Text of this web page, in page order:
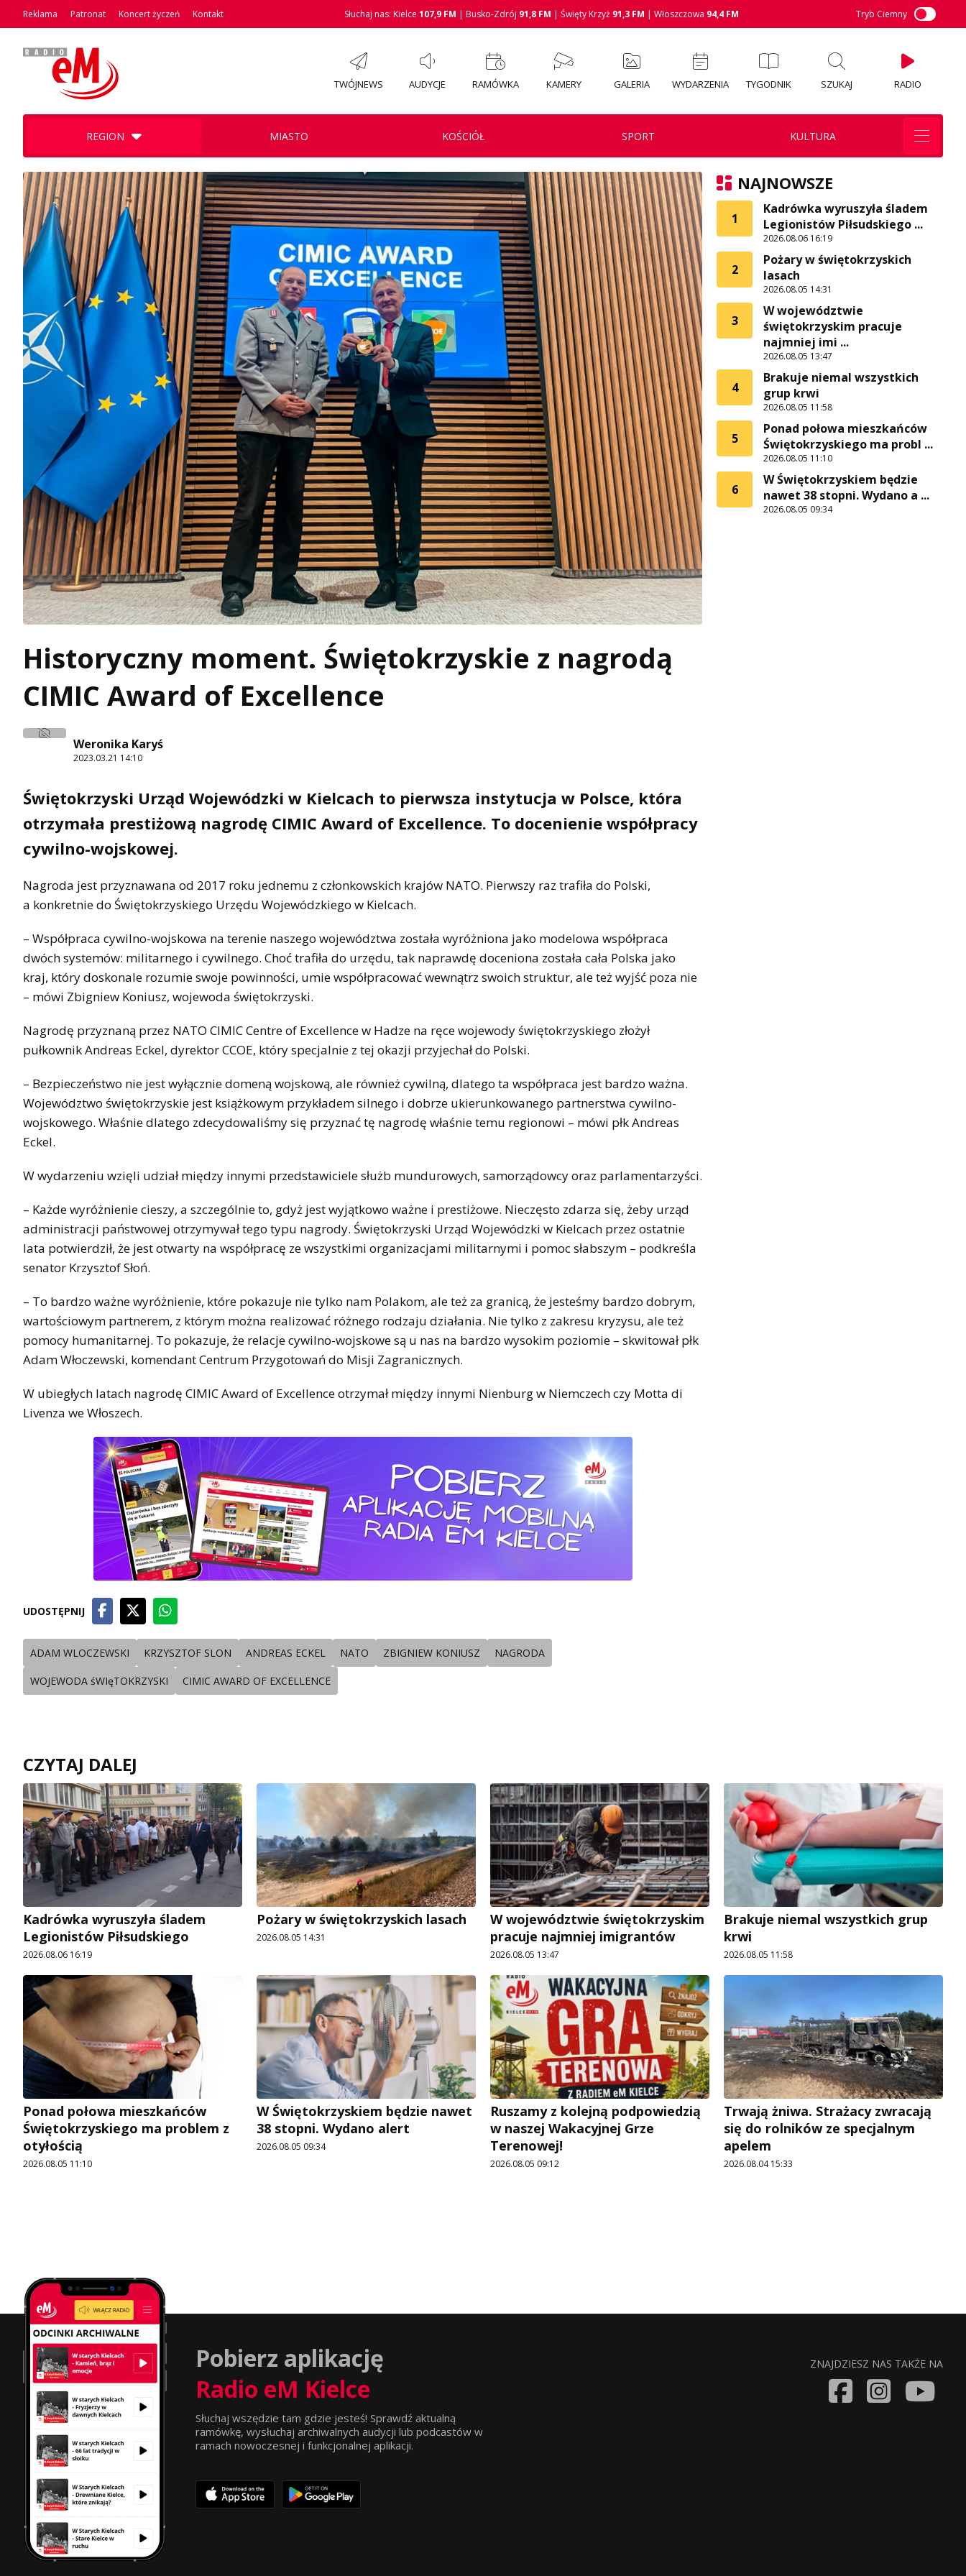
Reklama Patronat Koncert życzeń Kontakt Słuchaj nas: Kielce 107,9 FM | Busko-Zdrój 91,8 FM | Święty Krzyż 91,3 FM | Włoszczowa 94,4 FM Tryb Ciemny
TWÓJNEWS AUDYCJE RAMÓWKA KAMERY GALERIA WYDARZENIA TYGODNIK SZUKAJ RADIO
REGION MIASTO KOŚCIÓŁ SPORT KULTURA
Historyczny moment. Świętokrzyskie z nagrodą
CIMIC Award of Excellence
Weronika Karyś
2023.03.21 14:10
Świętokrzyski Urząd Wojewódzki w Kielcach to pierwsza instytucja w Polsce, która
otrzymała prestiżową nagrodę CIMIC Award of Excellence. To docenienie współpracy
cywilno-wojskowej.
Nagroda jest przyznawana od 2017 roku jednemu z członkowskich krajów NATO. Pierwszy raz trafiła do Polski,
a konkretnie do Świętokrzyskiego Urzędu Wojewódzkiego w Kielcach.
– Współpraca cywilno-wojskowa na terenie naszego województwa została wyróżniona jako modelowa współpraca
dwóch systemów: militarnego i cywilnego. Choć trafiła do urzędu, tak naprawdę doceniona została cała Polska jako
kraj, który doskonale rozumie swoje powinności, umie współpracować wewnątrz swoich struktur, ale też wyjść poza nie
– mówi Zbigniew Koniusz, wojewoda świętokrzyski.
Nagrodę przyznaną przez NATO CIMIC Centre of Excellence w Hadze na ręce wojewody świętokrzyskiego złożył
pułkownik Andreas Eckel, dyrektor CCOE, który specjalnie z tej okazji przyjechał do Polski.
– Bezpieczeństwo nie jest wyłącznie domeną wojskową, ale również cywilną, dlatego ta współpraca jest bardzo ważna.
Województwo świętokrzyskie jest książkowym przykładem silnego i dobrze ukierunkowanego partnerstwa cywilno-
wojskowego. Właśnie dlatego zdecydowaliśmy się przyznać tę nagrodę właśnie temu regionowi – mówi płk Andreas
Eckel.
W wydarzeniu wzięli udział między innymi przedstawiciele służb mundurowych, samorządowcy oraz parlamentarzyści.
– Każde wyróżnienie cieszy, a szczególnie to, gdyż jest wyjątkowo ważne i prestiżowe. Nieczęsto zdarza się, żeby urząd
administracji państwowej otrzymywał tego typu nagrody. Świętokrzyski Urząd Wojewódzki w Kielcach przez ostatnie
lata potwierdził, że jest otwarty na współpracę ze wszystkimi organizacjami militarnymi i pomoc słabszym – podkreśla
senator Krzysztof Słoń.
– To bardzo ważne wyróżnienie, które pokazuje nie tylko nam Polakom, ale też za granicą, że jesteśmy bardzo dobrym,
wartościowym partnerem, z którym można realizować różnego rodzaju działania. Nie tylko z zakresu kryzysu, ale też
pomocy humanitarnej. To pokazuje, że relacje cywilno-wojskowe są u nas na bardzo wysokim poziomie – skwitował płk
Adam Włoczewski, komendant Centrum Przygotowań do Misji Zagranicznych.
W ubiegłych latach nagrodę CIMIC Award of Excellence otrzymał między innymi Nienburg w Niemczech czy Motta di
Livenza we Włoszech.
UDOSTĘPNIJ
ADAM WLOCZEWSKI KRZYSZTOF SLON ANDREAS ECKEL NATO ZBIGNIEW KONIUSZ NAGRODA
WOJEWODA śWIęTOKRZYSKI CIMIC AWARD OF EXCELLENCE
NAJNOWSZE
1
Kadrówka wyruszyła śladem
Legionistów Piłsudskiego ...
2026.08.06 16:19
2
Pożary w świętokrzyskich
lasach
2026.08.05 14:31
3
W województwie
świętokrzyskim pracuje
najmniej imi ...
2026.08.05 13:47
4
Brakuje niemal wszystkich
grup krwi
2026.08.05 11:58
5
Ponad połowa mieszkańców
Świętokrzyskiego ma probl ...
2026.08.05 11:10
6
W Świętokrzyskiem będzie
nawet 38 stopni. Wydano a ...
2026.08.05 09:34
CZYTAJ DALEJ
Kadrówka wyruszyła śladem
Legionistów Piłsudskiego
2026.08.06 16:19
Pożary w świętokrzyskich lasach
2026.08.05 14:31
W województwie świętokrzyskim
pracuje najmniej imigrantów
2026.08.05 13:47
Brakuje niemal wszystkich grup
krwi
2026.08.05 11:58
Ponad połowa mieszkańców
Świętokrzyskiego ma problem z
otyłością
2026.08.05 11:10
W Świętokrzyskiem będzie nawet
38 stopni. Wydano alert
2026.08.05 09:34
Ruszamy z kolejną podpowiedzią
w naszej Wakacyjnej Grze
Terenowej!
2026.08.05 09:12
Trwają żniwa. Strażacy zwracają
się do rolników ze specjalnym
apelem
2026.08.04 15:33
Pobierz aplikację
Radio eM Kielce
Słuchaj wszędzie tam gdzie jesteś! Sprawdź aktualną
ramówkę, wysłuchaj archiwalnych audycji lub podcastów w
ramach nowoczesnej i funkcjonalnej aplikacji.
ZNAJDZIESZ NAS TAKŻE NA